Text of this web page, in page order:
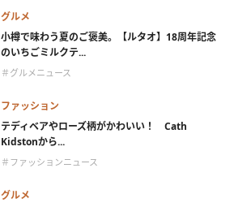
グルメ
小樽で味わう夏のご褒美。【ルタオ】18周年記念
のいちごミルクテ...
＃グルメニュース
ファッション
テディベアやローズ柄がかわいい！ Cath
Kidstonから...
＃ファッションニュース
グルメ